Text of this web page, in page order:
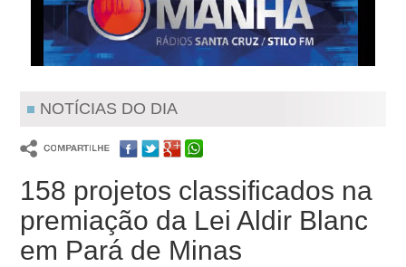
NOTÍCIAS DO DIA
158 projetos classificados na
premiação da Lei Aldir Blanc
em Pará de Minas